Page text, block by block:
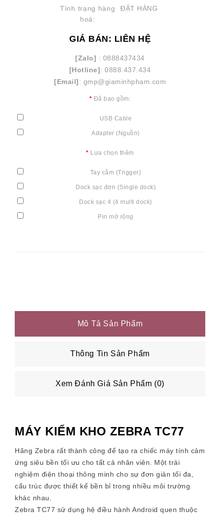
Tình trạng hàng
hoá:
ĐẶT HÀNG
GIÁ BÁN: LIÊN HỆ
[Zalo] : 0888437434
[Hotline]: 0888.437.434
[Email]: gmp@giaminhpham.com
Đã bao gồm:
USB Cable
Adapter (Nguồn)
Lựa chọn thêm
Tay cầm (Trigger)
Dock sạc đơn (Single dock)
Dock sạc 4 (4 multi dock)
Pin mở rộng
Mô Tả Sản Phẩm
Thông Tin Sản Phẩm
Xem Đánh Giá Sản Phẩm (0)
MÁY KIỂM KHO ZEBRA TC77
Hãng Zebra rất thành công để tạo ra chiếc máy tính cảm
ứng siêu bền tối ưu cho tất cả nhân viên. Một trải
nghiệm điện thoại thông minh cho sự đơn giản tối đa,
cấu trúc được thiết kế bền bỉ trong nhiều môi trường
khác nhau.
Zebra TC77 sử dụng hệ điều hành Android quen thuộc